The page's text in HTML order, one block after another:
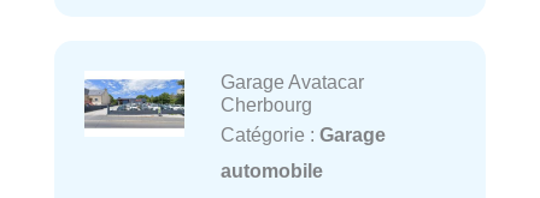
Garage Avatacar
Cherbourg
Catégorie : Garage
automobile